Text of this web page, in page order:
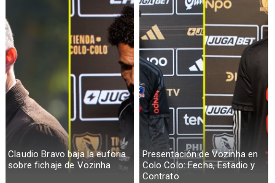
Claudio Bravo baja la euforia
sobre fichaje de Vozinha
Presentación de Vozinha en
Colo Colo: Fecha, Estadio y
Contrato